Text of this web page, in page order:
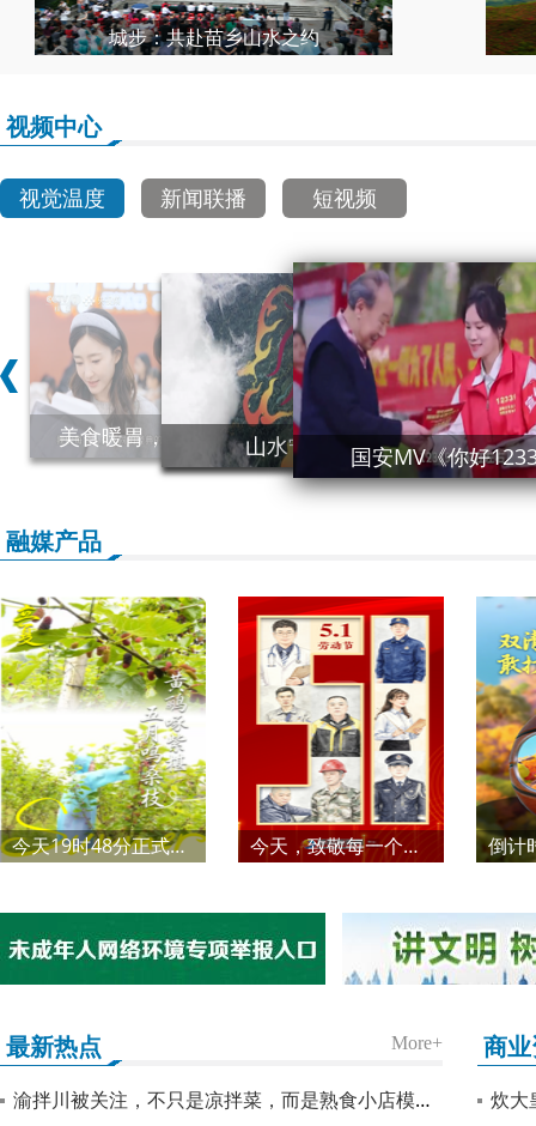
城步：共赴苗乡山水之约
视频中心
视觉温度 新闻联播 短视频
美食暖胃，美德暖心！山水宁·凤凰鸣国安MV《你好
融媒产品
今天19时48分正式进入！“夏天”来了！ 今天，致敬每一个你！
最新热点 More+
渝拌川被关注，不只是凉拌菜，而是熟食小店模型的升级
商
炊大